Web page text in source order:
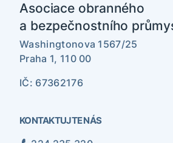
Asociace obranného
a bezpečnostního
Washingtonova 1567/25
Praha 1, 110 00
IČ: 67362176
KONTAKTUJTE NÁS